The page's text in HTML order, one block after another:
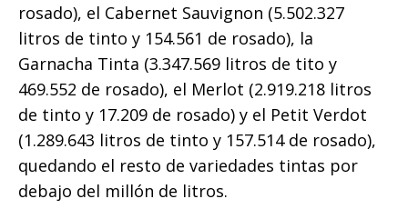
rosado), el Cabernet Sauvignon (5.502.327
litros de tinto y 154.561 de rosado), la
Garnacha Tinta (3.347.569 litros de tito y
469.552 de rosado), el Merlot (2.919.218 litros
de tinto y 17.209 de rosado) y el Petit Verdot
(1.289.643 litros de tinto y 157.514 de rosado),
quedando el resto de variedades tintas por
debajo del millón de litros.